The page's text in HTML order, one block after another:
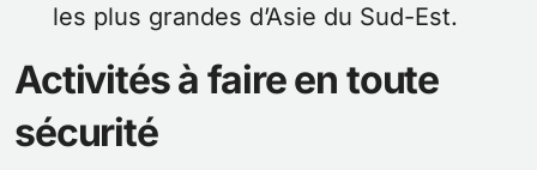
les plus grandes d’Asie du Sud-Est.
Activités à faire en toute
sécurité